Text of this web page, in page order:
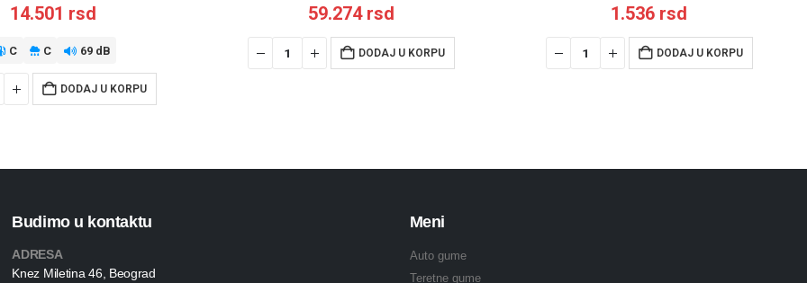
14.501 rsd
C C 69 dB
DODAJ U KORPU
59.274 rsd
DODAJ U KORPU
1.536 rsd
DODAJ U KORPU
Budimo u kontaktu
ADRESA
Knez Miletina 46, Beograd
Meni
Auto gume
Teretne gume